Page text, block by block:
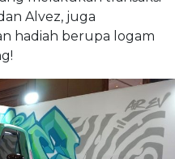
Alvez, juga
hadiah berupa logam